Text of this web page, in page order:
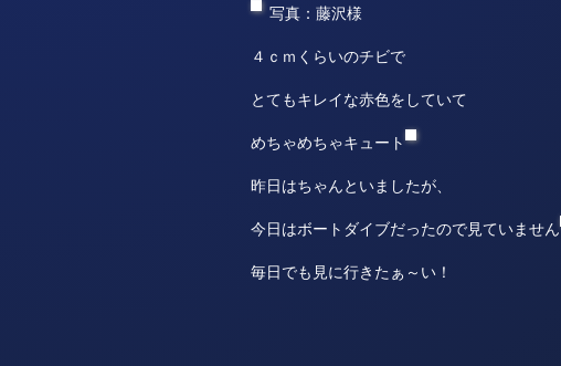
写真：藤沢様
４ｃｍくらいのチビで
とてもキレイな赤色をしていて
めちゃめちゃキュート
昨日はちゃんといましたが、
今日はボートダイブだったので見ていません
毎日でも見に行きたぁ～い！